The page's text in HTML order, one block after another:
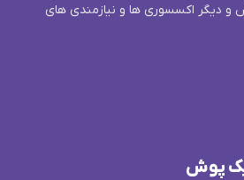
و دیگر اکسسوری ها و نیازمندی های
پوش